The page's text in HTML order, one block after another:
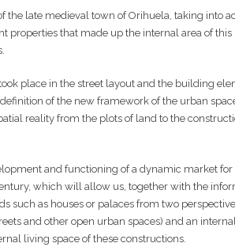
the late medieval town of Orihuela, taking into
properties that made up the internal area of this
place in the street layout and the building
of the new framework of the urban
reality from the plots of land to the
and functioning of a dynamic market for
which will allow us, together with the
such as houses or palaces from two
and other open urban spaces) and an internal
living space of these constructions.